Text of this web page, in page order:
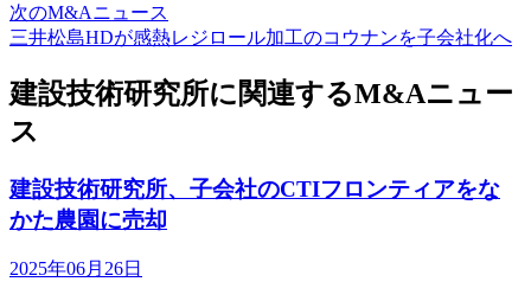
次のM&Aニュース
三井松島HDが感熱レジロール加工のコウナンを子会社化へ
建設技術研究所に関連するM&Aニュー
ス
建設技術研究所、子会社のCTIフロンティアをな
かた農園に売却
2025年06月26日